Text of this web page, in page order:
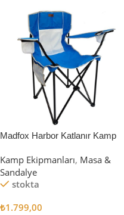
Madfox Harbor Katlanır Kamp
Kamp Ekipmanları, Masa &
Sandalye
stokta
₺1.799,00